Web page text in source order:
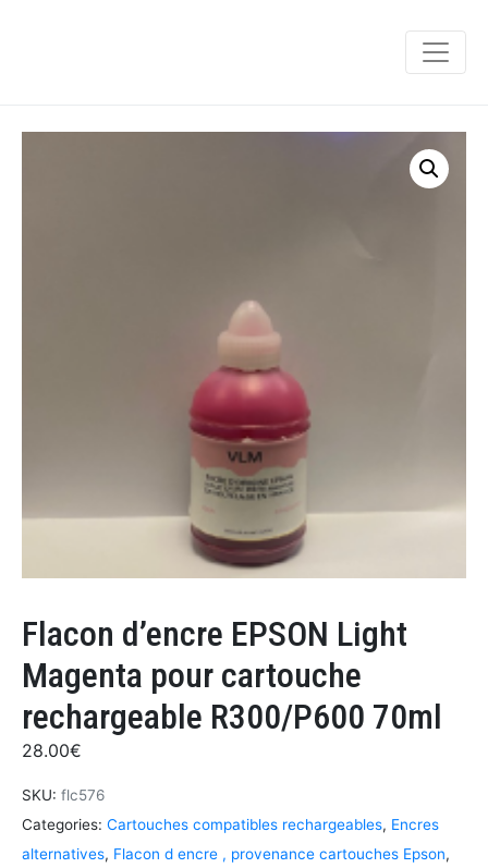
Flacon d’encre EPSON Light
Magenta pour cartouche
rechargeable R300/P600 70ml
28.00€
SKU: flc576
Categories: Cartouches compatibles rechargeables, Encres
alternatives, Flacon d encre , provenance cartouches Epson,